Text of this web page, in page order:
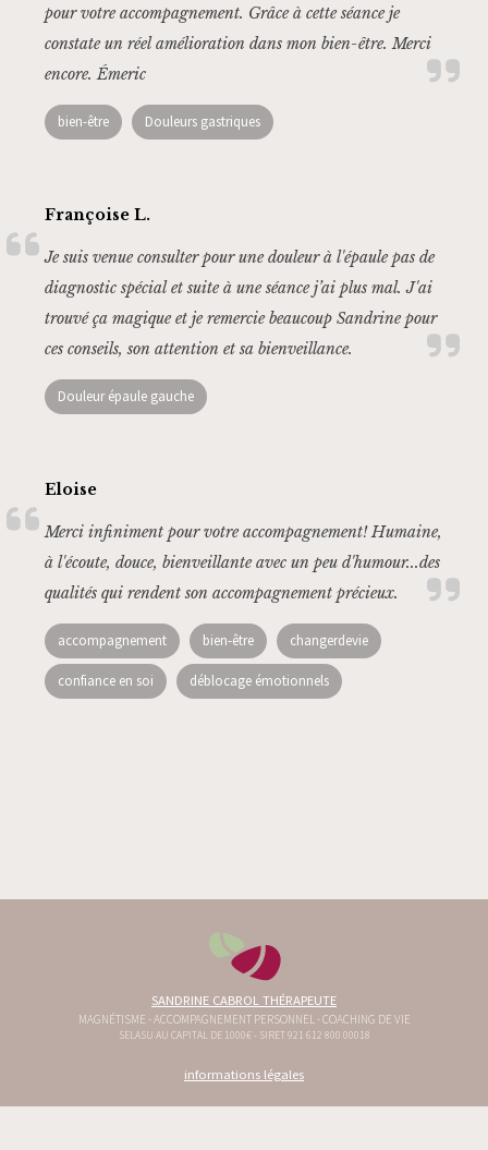
pour votre accompagnement. Grâce à cette séance je
constate un réel amélioration dans mon bien-être. Merci
encore. Émeric
bien-être Douleurs gastriques
Françoise L.
Je suis venue consulter pour une douleur à l'épaule pas de
diagnostic spécial et suite à une séance j’ai plus mal. J'ai
trouvé ça magique et je remercie beaucoup Sandrine pour
ces conseils, son attention et sa bienveillance.
Douleur épaule gauche
Eloise
Merci infiniment pour votre accompagnement! Humaine,
à l'écoute, douce, bienveillante avec un peu d'humour...des
qualités qui rendent son accompagnement précieux.
accompagnement bien-être changerdevie
confiance en soi déblocage émotionnels
SANDRINE CABROL THÉRAPEUTE
MAGNÉTISME - ACCOMPAGNEMENT PERSONNEL - COACHING DE VIE
SELASU AU CAPITAL DE 1000€ - SIRET 921 612 800 00018
informations légales